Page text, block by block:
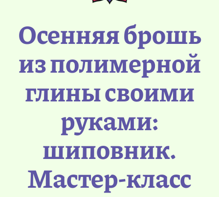
Осенняя брошь
из полимерной
глины своими
руками:
шиповник.
Мастер-класс